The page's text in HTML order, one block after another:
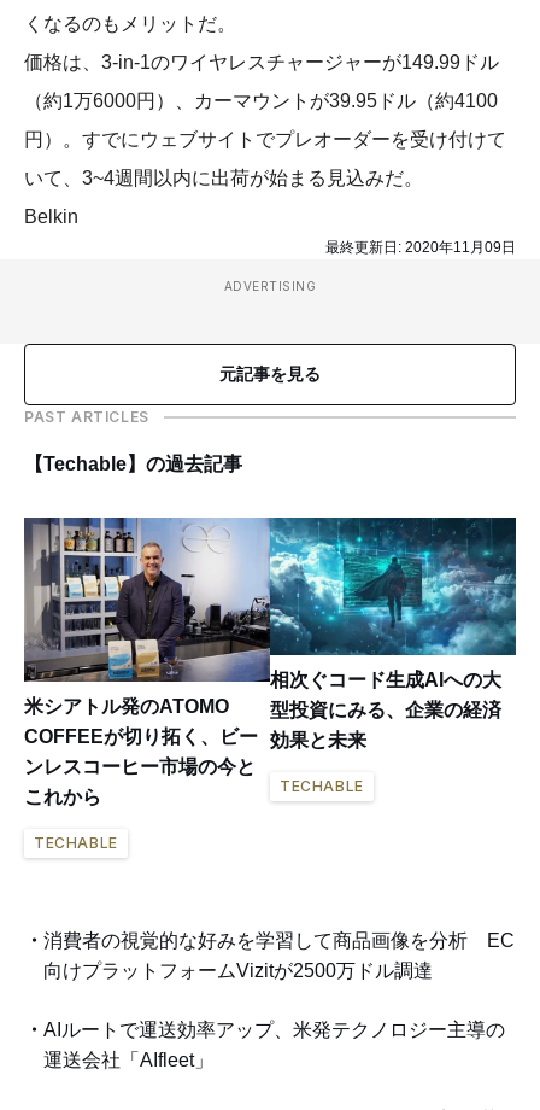
くなるのもメリットだ。
価格は、3-in-1のワイヤレスチャージャーが149.99ドル
（約1万6000円）、カーマウントが39.95ドル（約4100
円）。すでにウェブサイトでプレオーダーを受け付けて
いて、3~4週間以内に出荷が始まる見込みだ。
Belkin
最終更新日: 2020年11月09日
ADVERTISING
元記事を見る
PAST ARTICLES
【Techable】の過去記事
米シアトル発のATOMO
COFFEEが切り拓く、ビー
ンレスコーヒー市場の今と
これから
TECHABLE
相次ぐコード生成AIへの大
型投資にみる、企業の経済
効果と未来
TECHABLE
消費者の視覚的な好みを学習して商品画像を分析 EC
向けプラットフォームVizitが2500万ドル調達
AIルートで運送効率アップ、米発テクノロジー主導の
運送会社「AIfleet」